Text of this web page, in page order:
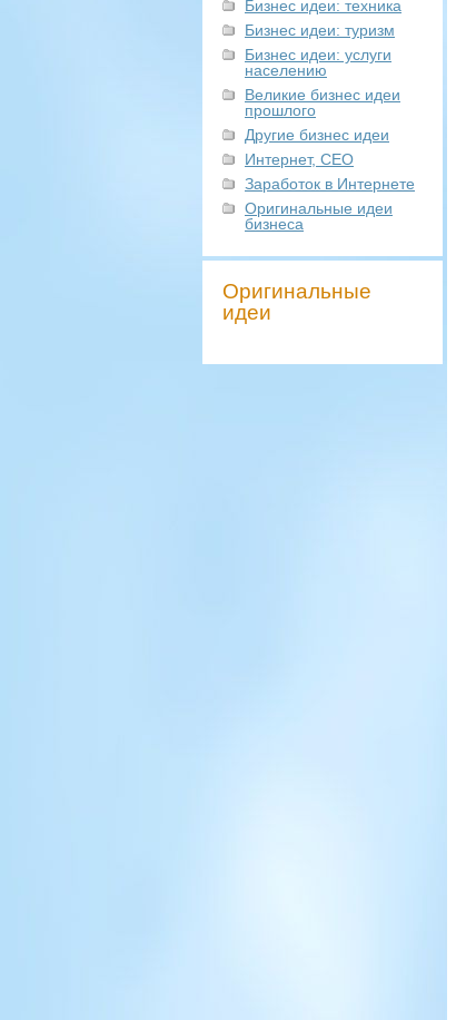
Бизнес идеи: техника
Бизнес идеи: туризм
Бизнес идеи: услуги
населению
Великие бизнес идеи
прошлого
Другие бизнес идеи
Интернет, СЕО
Заработок в Интернете
Оригинальные идеи
бизнеса
Оригинальные
идеи